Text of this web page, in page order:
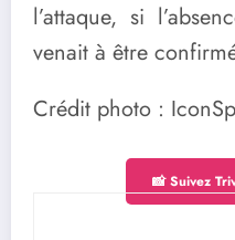
l’attaque, si
venait à être
Crédit photo :
📸 Suivez